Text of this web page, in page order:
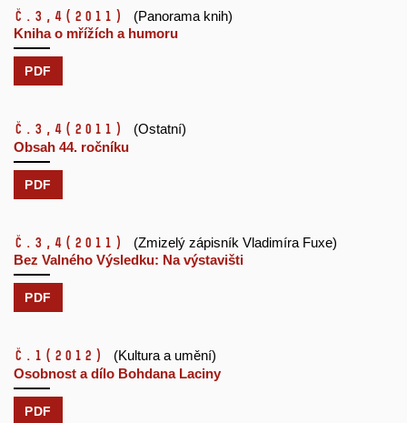
č.3,4 (2011)
(Panorama knih)
Kniha o mřížích a humoru
PDF
č.3,4 (2011)
(Ostatní)
Obsah 44. ročníku
PDF
č.3,4 (2011)
(Zmizelý zápisník Vladimíra Fuxe)
Bez Valného Výsledku: Na výstavišti
PDF
č.1 (2012)
(Kultura a umění)
Osobnost a dílo Bohdana Laciny
PDF